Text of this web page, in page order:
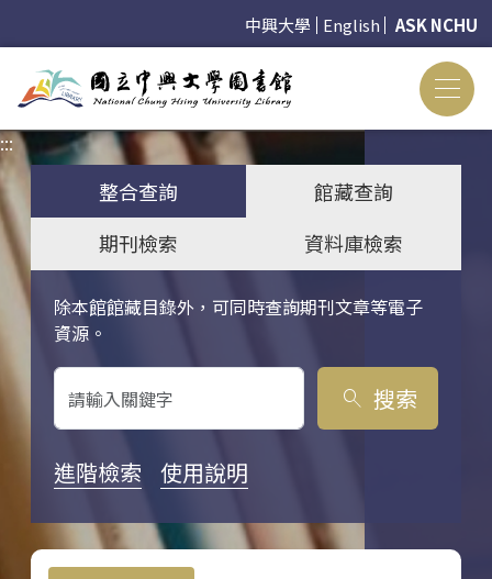
中興大學 English ASK NCHU
:::
整合查詢
館藏查詢
期刊檢索
資料庫檢索
除本館館藏目錄外，可同時查詢期刊文章等電子
資源。
關鍵字搜尋
search 搜索
進階檢索 使用說明